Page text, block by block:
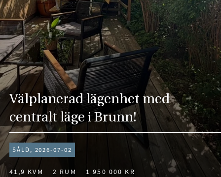
Välplanerad lägenhet med
centralt läge i Brunn!
SÅLD, 2026-07-02
41,9 KVM 2 RUM 1 950 000 KR